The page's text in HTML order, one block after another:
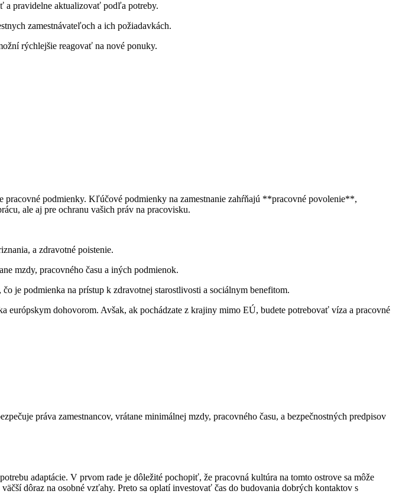
a pravidelne aktualizovať podľa potreby.
zamestnávateľoch a ich požiadavkách.
rýchlejšie reagovať na nové ponuky.
podmienky. Kľúčové podmienky na zamestnanie zahŕňajú **pracovné povolenie**,
ale aj pre ochranu vašich práv na pracovisku.
a zdravotné poistenie.
mzdy, pracovného času a iných podmienok.
je podmienka na prístup k zdravotnej starostlivosti a sociálnym benefitom.
európskym dohovorom. Avšak, ak pochádzate z krajiny mimo EÚ, budete potrebovať víza a pracovné
práva zamestnancov, vrátane minimálnej mzdy, pracovného času, a bezpečnostných predpisov
adaptácie. V prvom rade je dôležité pochopiť, že pracovná kultúra na tomto ostrove sa môže
dôraz na osobné vzťahy. Preto sa oplatí investovať čas do budovania dobrých kontaktov s